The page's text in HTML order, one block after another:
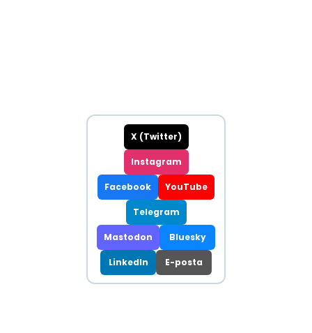
X (Twitter)
Instagram
Facebook YouTube
Telegram
Mastodon Bluesky
LinkedIn E-posta